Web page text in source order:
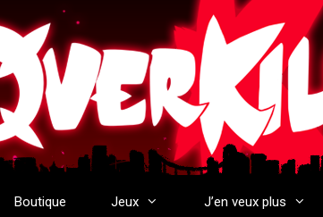
Boutique Jeux J’en veux plus